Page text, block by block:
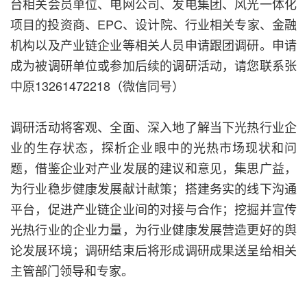
项目的投资商、EPC、设计院、行业相关专家、金融
机构以及产业链企业等相关人员申请跟团调研。申请
成为被调研单位或参加后续的调研活动，请您联系张
中原13261472218（微信同号）
调研活动将客观、全面、深入地了解当下光热行业企
业的生存状态，探析企业眼中的光热市场现状和问
题，借鉴企业对产业发展的建议和意见，集思广益，
为行业稳步健康发展献计献策；搭建务实的线下沟通
平台，促进产业链企业间的对接与合作；挖掘并宣传
光热行业的企业力量，为行业健康发展营造更好的舆
论发展环境；调研结束后将形成调研成果送呈给相关
主管部门领导和专家。